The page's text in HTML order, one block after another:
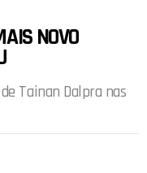
NOVO
Tainan Dalpra nas